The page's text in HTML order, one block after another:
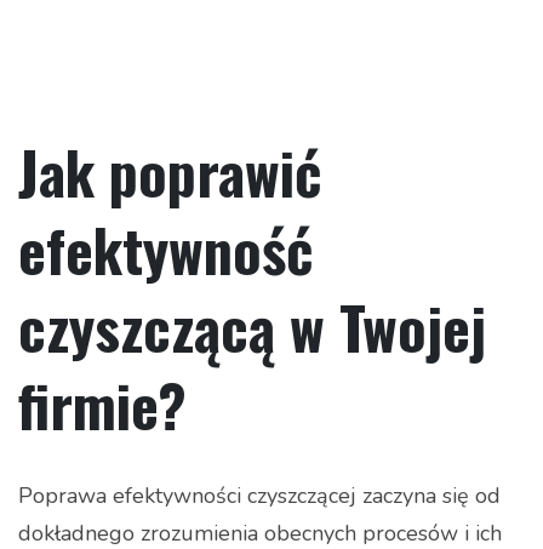
Jak poprawić
efektywność
czyszczącą w Twojej
firmie?
Poprawa efektywności czyszczącej zaczyna się od
dokładnego zrozumienia obecnych procesów i ich